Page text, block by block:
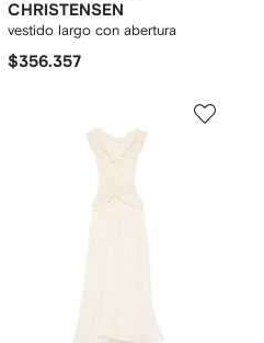
CHRISTENSEN
vestido largo con abertura
$356.357